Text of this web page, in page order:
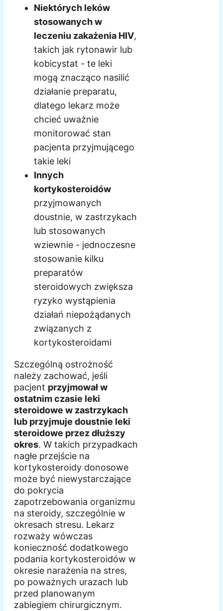
Niektórych leków
stosowanych w
leczeniu zakażenia HIV,
takich jak rytonawir lub
kobicystat - te leki
mogą znacząco nasilić
działanie preparatu,
dlatego lekarz może
chcieć uważnie
monitorować stan
pacjenta przyjmującego
takie leki
Innych
kortykosteroidów
przyjmowanych
doustnie, w zastrzykach
lub stosowanych
wziewnie - jednoczesne
stosowanie kilku
preparatów
steroidowych zwiększa
ryzyko wystąpienia
działań niepożądanych
związanych z
kortykosteroidami
Szczególną ostrożność
należy zachować, jeśli
pacjent przyjmował w
ostatnim czasie leki
steroidowe w zastrzykach
lub przyjmuje doustnie leki
steroidowe przez dłuższy
okres. W takich przypadkach
nagłe przejście na
kortykosteroidy donosowe
może być niewystarczające
do pokrycia
zapotrzebowania organizmu
na steroidy, szczególnie w
okresach stresu. Lekarz
rozważy wówczas
konieczność dodatkowego
podania kortykosteroidów w
okresie narażenia na stres,
po poważnych urazach lub
przed planowanym
zabiegiem chirurgicznym.